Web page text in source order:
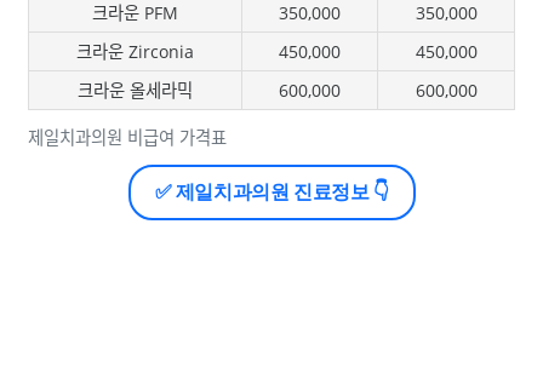
제일치과의원 비급여 가격표
크라운 PFM
350,000
350,000
크라운 Zirconia
450,000
450,000
크라운 올세라믹
600,000 600,000
✅ 제일치과의원 진료정보 👇